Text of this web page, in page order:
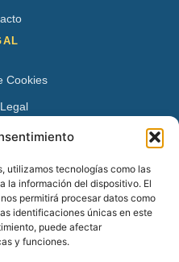
utilizamos tecnologías como las
la información del dispositivo. El
permitirá procesar datos como
identificaciones únicas en este
puede afectar
y funciones.
Cookies
– Pozuelo de Alarcón,